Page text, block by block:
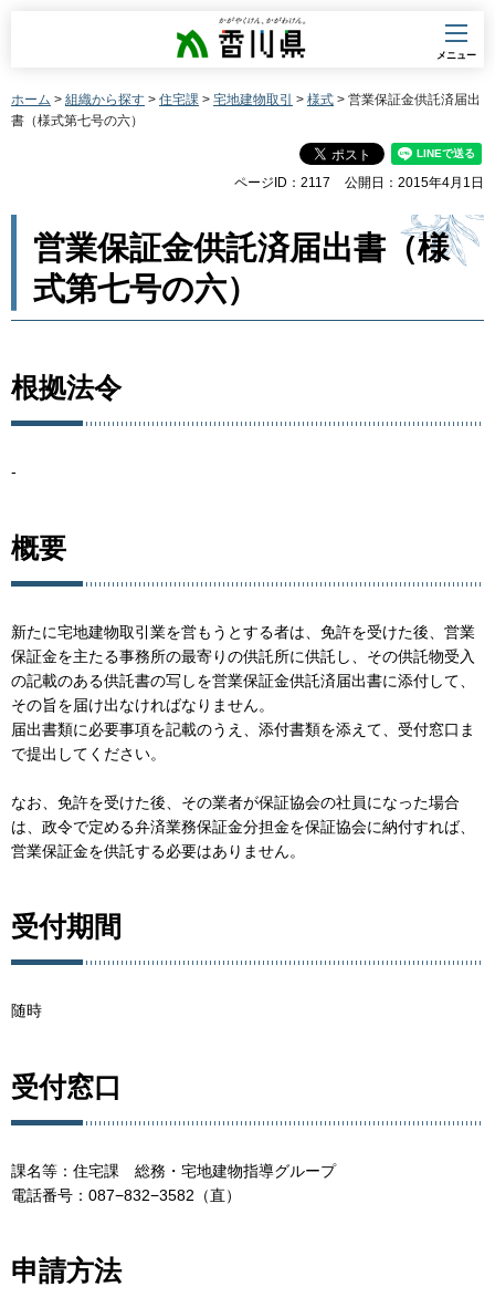
香川県
メニュー
ホーム > 組織から探す > 住宅課 > 宅地建物取引 > 様式 > 営業保証金供託済届出
書（様式第七号の六）
ページID：2117 公開日：2015年4月1日
営業保証金供託済届出書（様
式第七号の六）
根拠法令
-
概要
新たに宅地建物取引業を営もうとする者は、免許を受けた後、営業
保証金を主たる事務所の最寄りの供託所に供託し、その供託物受入
の記載のある供託書の写しを営業保証金供託済届出書に添付して、
その旨を届け出なければなりません。
届出書類に必要事項を記載のうえ、添付書類を添えて、受付窓口ま
で提出してください。
なお、免許を受けた後、その業者が保証協会の社員になった場合
は、政令で定める弁済業務保証金分担金を保証協会に納付すれば、
営業保証金を供託する必要はありません。
受付期間
随時
受付窓口
課名等：住宅課 総務・宅地建物指導グループ
電話番号：087−832−3582（直）
申請方法